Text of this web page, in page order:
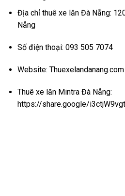
Địa chỉ thuê xe lăn Đà Nẵng:
Nẵng
Số điện thoại: 093 505 7074
Website: Thuexelandanang.com
Thuê xe lăn Mintra Đà Nẵng:
https://share.google/